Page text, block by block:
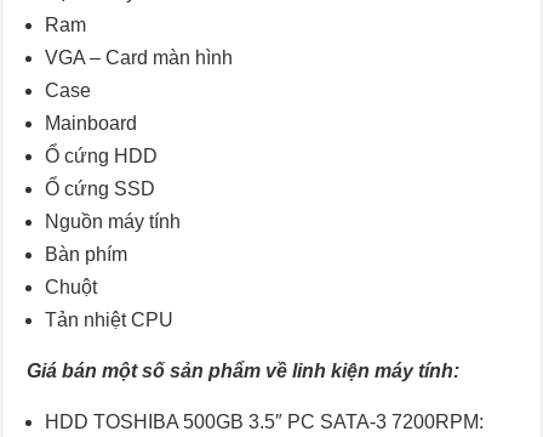
Ram
VGA – Card màn hình
Case
Mainboard
Ổ cứng HDD
Ổ cứng SSD
Nguồn máy tính
Bàn phím
Chuột
Tản nhiệt CPU
Giá bán một số sản phẩm về linh kiện máy tính:
HDD TOSHIBA 500GB 3.5″ PC SATA-3 7200RPM: